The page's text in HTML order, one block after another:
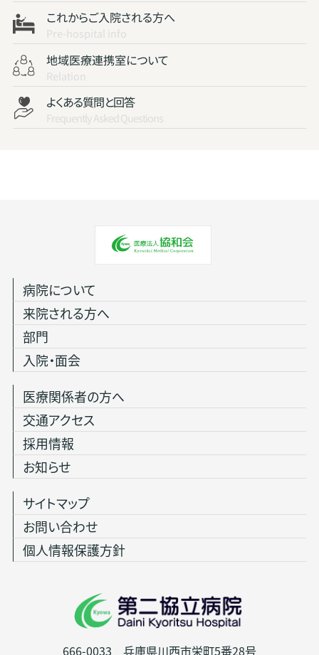
これからご入院される方へ
Pre-hospital info
地域医療連携室について
Relation
よくある質問と回答
Frequently Asked Questions
666-0033 兵庫県川西市栄町5番28号
病院について
来院される方へ
部門
入院・面会
医療関係者の方へ
交通アクセス
採用情報
お知らせ
サイトマップ
お問い合わせ
個人情報保護方針